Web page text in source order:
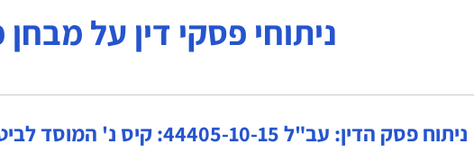
ניתוחי פסקי דין על מבחן
ניתוח פסק הדין: עב"ל 44405-10-15: קיס נ' המוסד לביטוח לאומי ואח'